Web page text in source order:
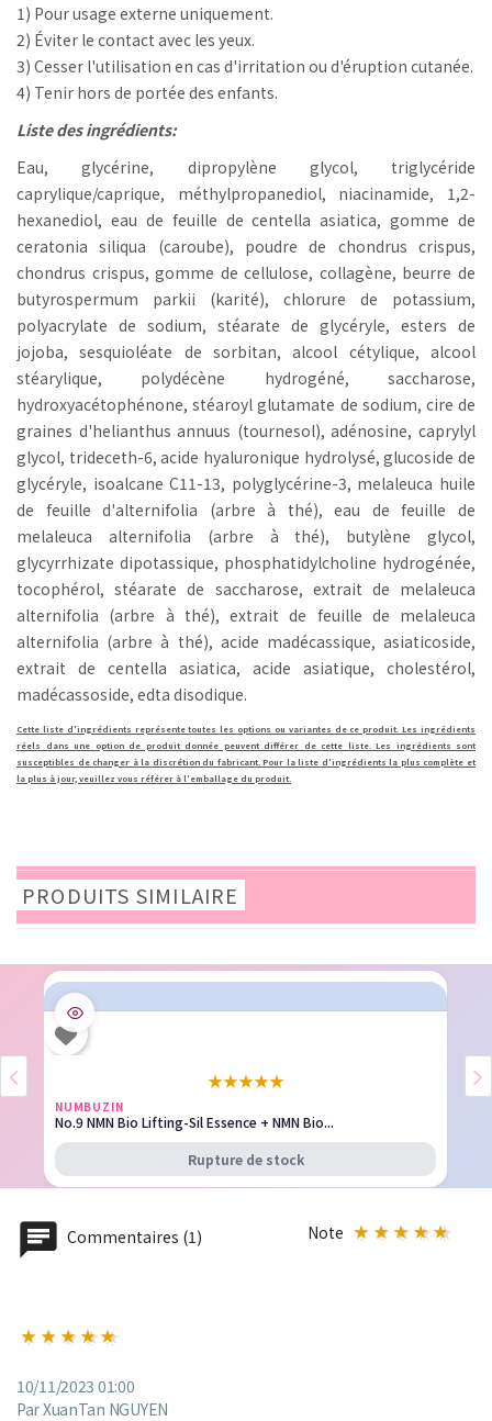
1) Pour usage externe uniquement.
2) Éviter le contact avec les yeux.
3) Cesser l'utilisation en cas d'irritation ou d'éruption cutanée.
4) Tenir hors de portée des enfants.
Liste des ingrédients:
Eau, glycérine, dipropylène glycol, triglycéride
caprylique/caprique, méthylpropanediol, niacinamide, 1,2-
hexanediol, eau de feuille de centella asiatica, gomme de
ceratonia siliqua (caroube), poudre de chondrus crispus,
chondrus crispus, gomme de cellulose, collagène, beurre de
butyrospermum parkii (karité), chlorure de potassium,
polyacrylate de sodium, stéarate de glycéryle, esters de
jojoba, sesquioléate de sorbitan, alcool cétylique, alcool
stéarylique, polydécène hydrogéné, saccharose,
hydroxyacétophénone, stéaroyl glutamate de sodium, cire de
graines d'helianthus annuus (tournesol), adénosine, caprylyl
glycol, trideceth-6, acide hyaluronique hydrolysé, glucoside de
glycéryle, isoalcane C11-13, polyglycérine-3, melaleuca huile
de feuille d'alternifolia (arbre à thé), eau de feuille de
melaleuca alternifolia (arbre à thé), butylène glycol,
glycyrrhizate dipotassique, phosphatidylcholine hydrogénée,
tocophérol, stéarate de saccharose, extrait de melaleuca
alternifolia (arbre à thé), extrait de feuille de melaleuca
alternifolia (arbre à thé), acide madécassique, asiaticoside,
extrait de centella asiatica, acide asiatique, cholestérol,
madécassoside, edta disodique.
Cette liste d'ingrédients représente toutes les options ou variantes de ce produit. Les ingrédients
réels dans une option de produit donnée peuvent différer de cette liste. Les ingrédients sont
susceptibles de changer à la discrétion du fabricant. Pour la liste d'ingrédients la plus complète et
la plus à jour, veuillez vous référer à l'emballage du produit.
PRODUITS SIMILAIRE
★★★★★
NUMBUZIN
No.9 NMN Bio Lifting-Sil Essence + NMN Bio...
Rupture de stock
Commentaires (1) Note
10/11/2023 01:00
Par XuanTan NGUYEN